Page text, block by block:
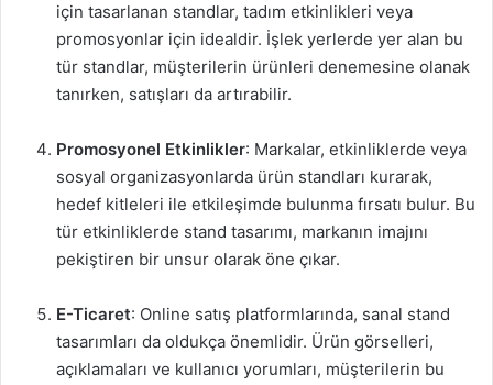
için tasarlanan standlar, tadım etkinlikleri veya
promosyonlar için idealdir. İşlek yerlerde yer alan bu
tür standlar, müşterilerin ürünleri denemesine olanak
tanırken, satışları da artırabilir.
Promosyonel Etkinlikler: Markalar, etkinliklerde veya
sosyal organizasyonlarda ürün standları kurarak,
hedef kitleleri ile etkileşimde bulunma fırsatı bulur. Bu
tür etkinliklerde stand tasarımı, markanın imajını
pekiştiren bir unsur olarak öne çıkar.
E-Ticaret: Online satış platformlarında, sanal stand
tasarımları da oldukça önemlidir. Ürün görselleri,
açıklamaları ve kullanıcı yorumları, müşterilerin bu